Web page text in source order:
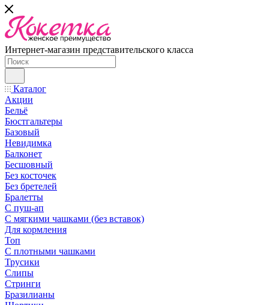
Интернет-магазин представительского класса
Каталог
Акции
Бельё
Бюстгальтеры
Базовый
Невидимка
Балконет
Бесшовный
Без косточек
Без бретелей
Бралетты
С пуш-ап
С мягкими чашками (без вставок)
Для кормления
Топ
С плотными чашками
Трусики
Слипы
Стринги
Бразилианы